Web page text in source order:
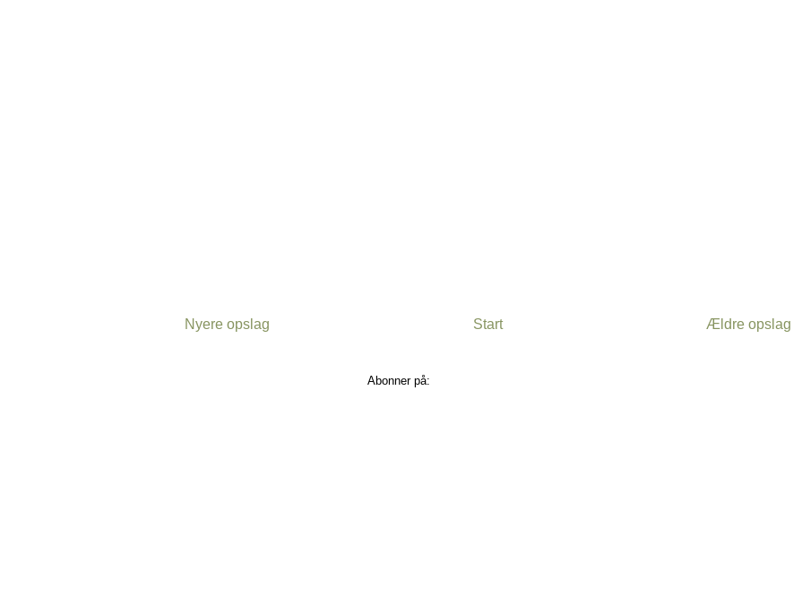
Nyere opslag Ældre opslag
Start
Abonner på: